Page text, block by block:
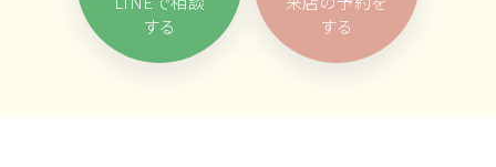
する
する